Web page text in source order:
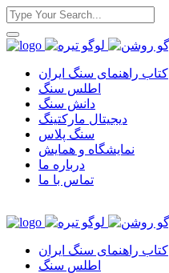
کتاب راهنمای سنگ ایران
اطلس سنگ
دانش سنگ
دیجیتال مارکتینگ
سنگ پلاس
نمایشگاه و همایش
درباره ما
تماس با ما
کتاب راهنمای سنگ ایران
اطلس سنگ